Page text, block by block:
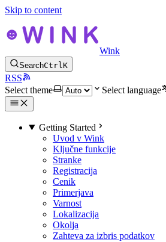
Skip to content
Wink
SearchCtrlK
RSS
Select theme
Select language
Getting Started
Uvod v Wink
Ključne funkcije
Stranke
Registracija
Cenik
Primerjava
Varnost
Lokalizacija
Okolja
Zahteva za izbris podatkov